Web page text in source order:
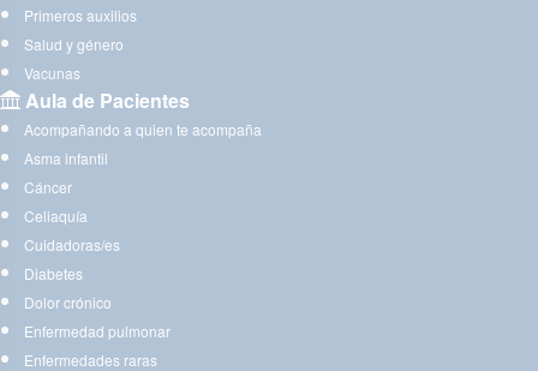
Primeros auxilios
Salud y género
Vacunas
Aula de Pacientes
Acompañando a quien te acompaña
Asma infantil
Cáncer
Celiaquía
Cuidadoras/es
Diabetes
Dolor crónico
Enfermedad pulmonar
Enfermedades raras